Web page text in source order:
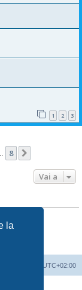
la
1 2 3
8
Vai a
UTC+02:00